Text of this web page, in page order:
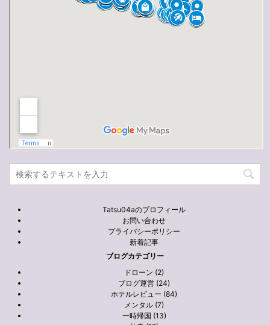
Tatsu04aのプロフィール
お問い合わせ
プライバシーポリシー
新着記事
ブログカテゴリー
ドローン (2)
ブログ運営 (24)
ホテルレビュー (84)
メンタル (7)
一時帰国 (13)